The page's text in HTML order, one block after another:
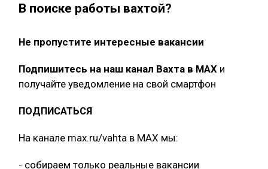
В поиске работы вахтой?
Не пропустите интересные вакансии
Подпишитесь на наш канал Вахта в МАХ и
получайте уведомление на свой смартфон
ПОДПИСАТЬСЯ
На канале max.ru/vahta в MAX мы:
- собираем только реальные вакансии